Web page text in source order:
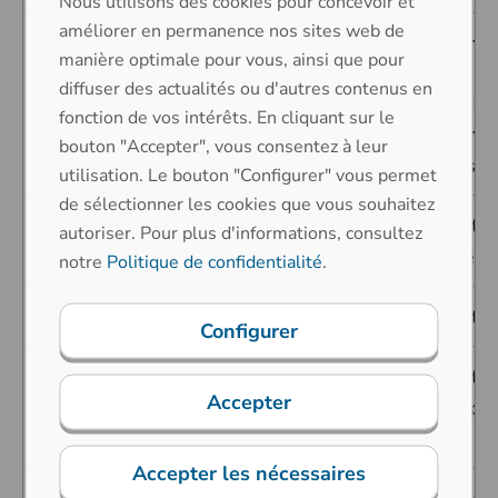
4 4
Protection contre les
tous les côtés
4K
Protection contre les
pression accrue de tous
5 5
Protection contre les jets
provenant de n'importe
Protection contre les
Protection contre les jets
sous pression accrue,
véhicules routiers
améliorer en permanence nos sites web de
manière optimale pour vous, ainsi que pour
diffuser des actualités ou d'autres contenus en
fonction de vos intérêts. En cliquant sur le
bouton "Accepter", vous consentez à leur
utilisation. Le bouton "Configurer" vous permet
de sélectionner les cookies que vous souhaitez
autoriser. Pour plus d'informations, consultez
notre Politique de confidentialité.
Configurer
Accepter
Accepter les nécessaires